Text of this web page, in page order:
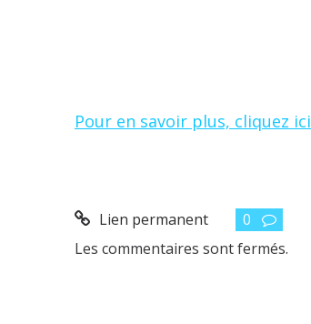
Pour en savoir plus, cliquez ici
Lien permanent
0
Les commentaires sont fermés.